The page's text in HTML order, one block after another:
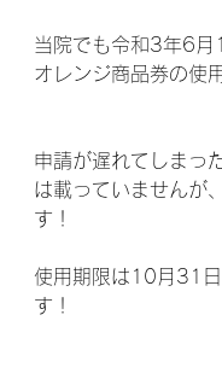
当院でも令和3年6月
オレンジ商品券の使
申請が遅れてしまっ
は載っていませんが
す！
使用期限は10月31
す！